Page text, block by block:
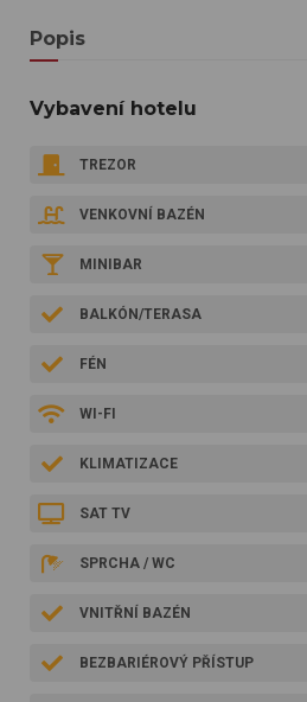
Popis
Vybavení hotelu
TREZOR
VENKOVNÍ BAZÉN
MINIBAR
BALKÓN/TERASA
FÉN
WI-FI
KLIMATIZACE
SAT TV
SPRCHA / WC
VNITŘNÍ BAZÉN
BEZBARIÉROVÝ PŘÍSTUP